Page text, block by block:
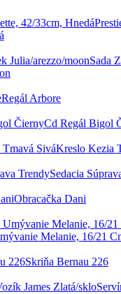
Sada
Regál Arbore
Cd Regál Bigol
Kreslo Kezia
Sedacia
Obracačka Dani
Melanie, 16/21
Skriňa Bernau 226